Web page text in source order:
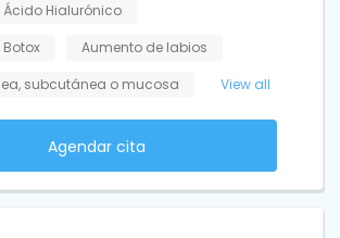
Hialurónico
Aumento de labios
subcutánea o mucosa
View all
Agendar cita